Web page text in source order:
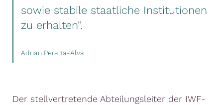
sowie stabile staatliche Institutionen
zu erhalten".
Adrian Peralta-Alva
Der stellvertretende Abteilungsleiter der IWF-